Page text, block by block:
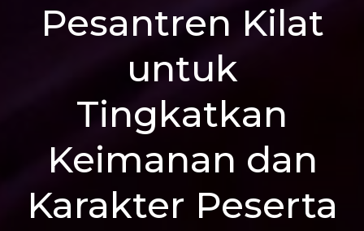
Pesantren Kilat
untuk
Tingkatkan
Keimanan dan
Karakter Peserta